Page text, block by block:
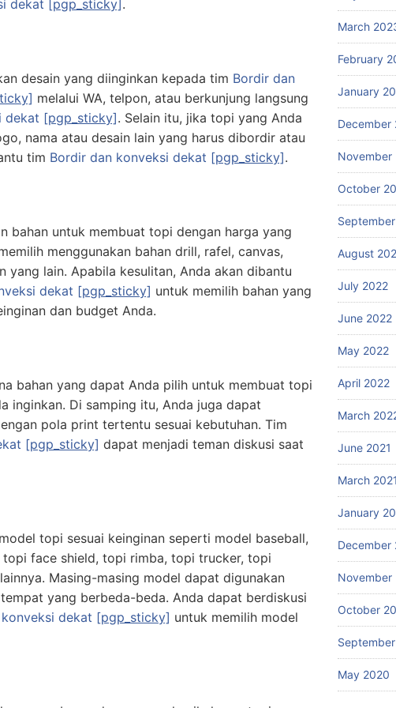
dekat [pgp_sticky] .
desain yang diinginkan kepada tim Bordir dan
melalui WA, telpon, atau berkunjung langsung
dekat [pgp_sticky]. Selain itu, jika topi yang Anda
nama atau desain lain yang harus dibordir atau
tim Bordir dan konveksi dekat [pgp_sticky].
bahan untuk membuat topi dengan harga yang
menggunakan bahan drill, rafel, canvas,
yang lain. Apabila kesulitan, Anda akan dibantu
dekat [pgp_sticky] untuk memilih bahan yang
dan budget Anda.
bahan yang dapat Anda pilih untuk membuat topi
inginkan. Di samping itu, Anda juga dapat
pola print tertentu sesuai kebutuhan. Tim
[pgp_sticky] dapat menjadi teman diskusi saat
topi sesuai keinginan seperti model baseball,
face shield, topi rimba, topi trucker, topi
Masing-masing model dapat digunakan
yang berbeda-beda. Anda dapat berdiskusi
dekat [pgp_sticky] untuk memilih model
March
February
January
December
November
October
August
July 2022
June 2022
May 2022
April 2022
March
June 2021
March
January
December
November
October
May 2020